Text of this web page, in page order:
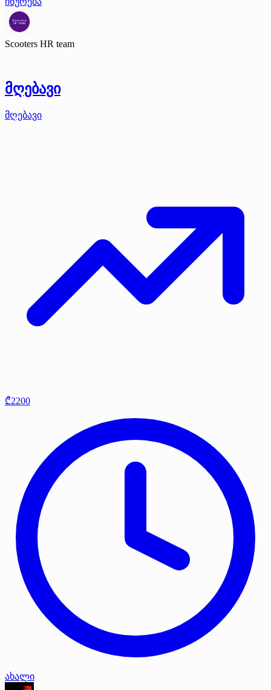
Scooters HR team
მღებავი
მღებავი
₾2200
ახალი